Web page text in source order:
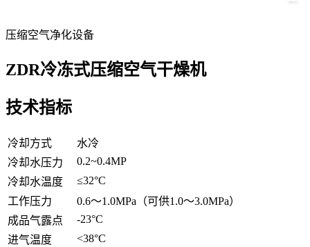
压缩空气净化设备
ZDR冷冻式压缩空气干燥机
技术指标
冷却方式
水冷
冷却水压力
0.2~0.4MP
冷却水温度
≤32°C
工作压力
0.6～1.0MPa（可供1.0～3.0MPa）
成品气露点
-23°C
进气温度
<38°C